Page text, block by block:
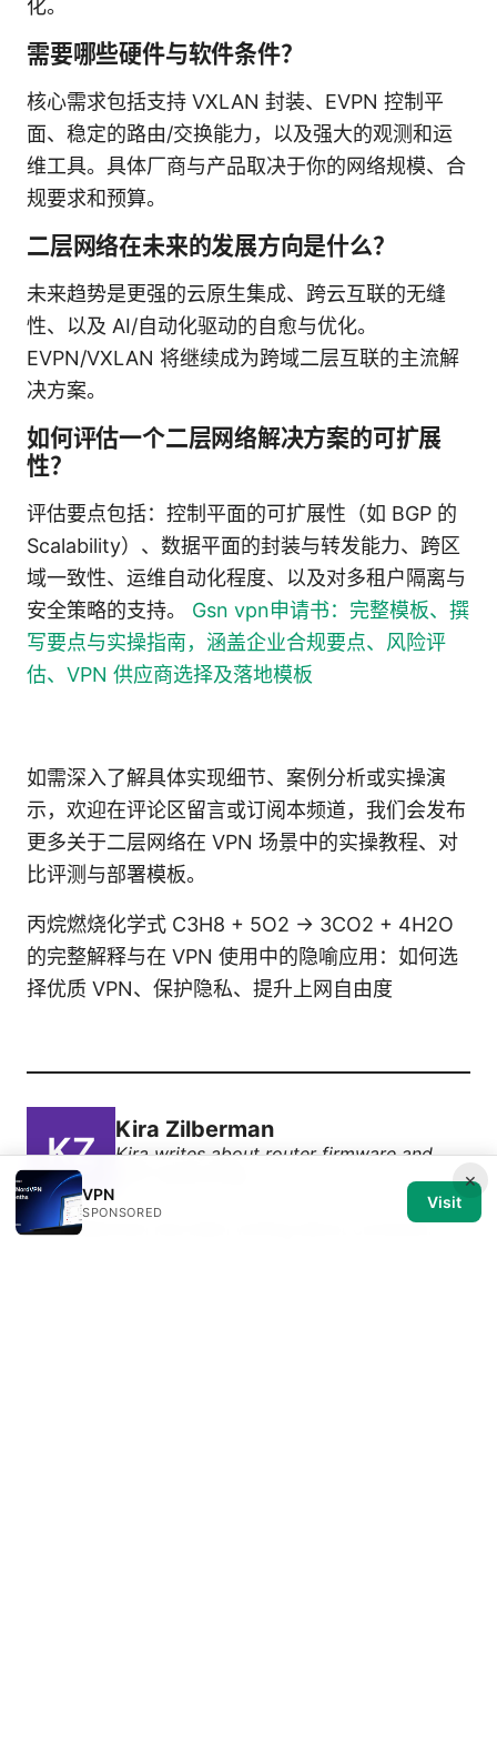
化。
需要哪些硬件与软件条件？
核心需求包括支持 VXLAN 封装、EVPN 控制平
面、稳定的路由/交换能力，以及强大的观测和运
维工具。具体厂商与产品取决于你的网络规模、合
规要求和预算。
二层网络在未来的发展方向是什么？
未来趋势是更强的云原生集成、跨云互联的无缝
性、以及 AI/自动化驱动的自愈与优化。
EVPN/VXLAN 将继续成为跨域二层互联的主流解
决方案。
如何评估一个二层网络解决方案的可扩展
性？
评估要点包括：控制平面的可扩展性（如 BGP 的
Scalability）、数据平面的封装与转发能力、跨区
域一致性、运维自动化程度、以及对多租户隔离与
安全策略的支持。 Gsn vpn申请书：完整模板、撰
写要点与实操指南，涵盖企业合规要点、风险评
估、VPN 供应商选择及落地模板
如需深入了解具体实现细节、案例分析或实操演
示，欢迎在评论区留言或订阅本频道，我们会发布
更多关于二层网络在 VPN 场景中的实操教程、对
比评测与部署模板。
丙烷燃烧化学式 C3H8 + 5O2 → 3CO2 + 4H2O
的完整解释与在 VPN 使用中的隐喻应用：如何选
择优质 VPN、保护隐私、提升上网自由度
Kira Zilberman
Kira writes about router firmware and
Kira Zilberman has been writing about consumer
×
VPN
SPONSORED
Visit